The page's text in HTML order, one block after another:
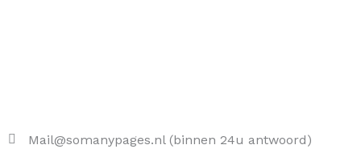
Mail@somanypages.nl (binnen 24u antwoord)